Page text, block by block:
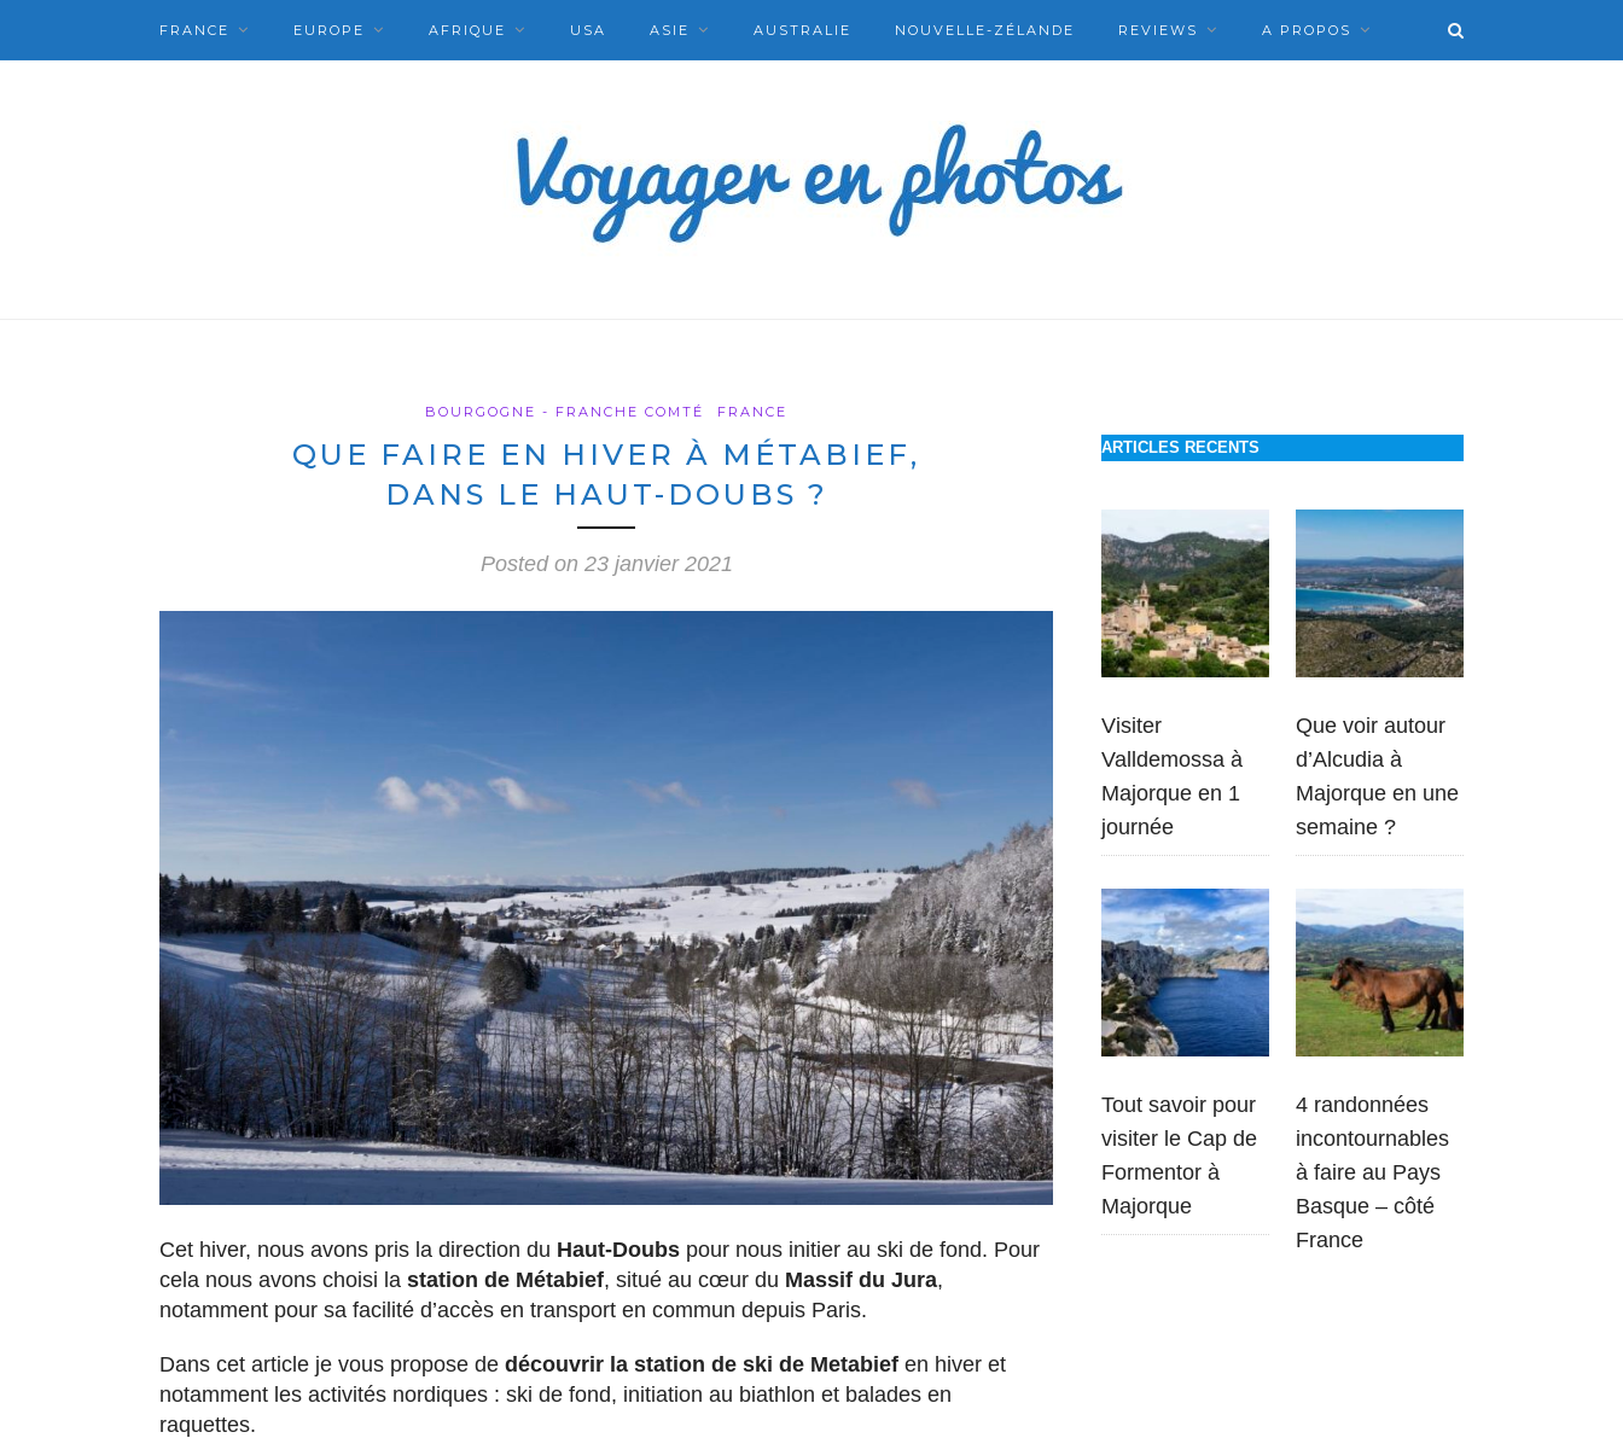
FRANCE EUROPE AFRIQUE USA ASIE AUSTRALIE NOUVELLE-ZÉLANDE REVIEWS A PROPOS
BOURGOGNE - FRANCHE COMTÉ FRANCE
QUE FAIRE EN HIVER À MÉTABIEF,
DANS LE HAUT-DOUBS ?
Posted on 23 janvier 2021
Cet hiver, nous avons pris la direction du Haut-Doubs pour nous initier au ski de fond. Pour
cela nous avons choisi la station de Métabief, situé au cœur du Massif du Jura,
notamment pour sa facilité d’accès en transport en commun depuis Paris.
Dans cet article je vous propose de découvrir la station de ski de Metabief en hiver et
notamment les activités nordiques : ski de fond, initiation au biathlon et balades en
raquettes.
ARTICLES RECENTS
Visiter
Valldemossa à
Majorque en 1
journée
Que voir autour
d’Alcudia à
Majorque en une
semaine ?
Tout savoir pour
visiter le Cap de
Formentor à
Majorque
4 randonnées
incontournables
à faire au Pays
Basque – côté
France